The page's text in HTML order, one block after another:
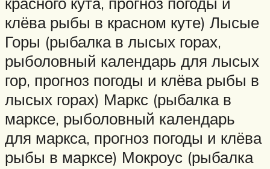
клёва рыбы в красном куте) Лысые
Горы (рыбалка в лысых горах,
рыболовный календарь для лысых
гор, прогноз погоды и клёва рыбы в
лысых горах) Маркс (рыбалка в
марксе, рыболовный календарь
для маркса, прогноз погоды и клёва
рыбы в марксе) Мокроус (рыбалка